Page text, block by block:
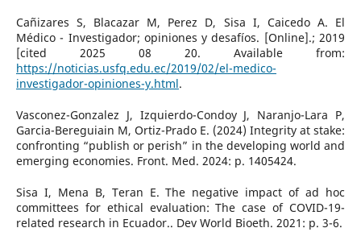
Cañizares S, Blacazar M, Perez D, Sisa I, Caicedo A. El
Médico - Investigador; opiniones y desafíos. [Online].; 2019
[cited 2025 08 20. Available from:
https://noticias.usfq.edu.ec/2019/02/el-medico-
investigador-opiniones-y.html.
Vasconez-Gonzalez J, Izquierdo-Condoy J, Naranjo-Lara P,
Garcia-Bereguiain M, Ortiz-Prado E. (2024) Integrity at stake:
confronting “publish or perish” in the developing world and
emerging economies. Front. Med. 2024: p. 1405424.
Sisa I, Mena B, Teran E. The negative impact of ad hoc
committees for ethical evaluation: The case of COVID-19-
related research in Ecuador.. Dev World Bioeth. 2021: p. 3-6.